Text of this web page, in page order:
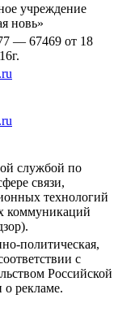
учреждение
новь»
— 67469 от 18
службой по
связи,
технологий
коммуникаций
политическая,
с
Российской
рекламе.